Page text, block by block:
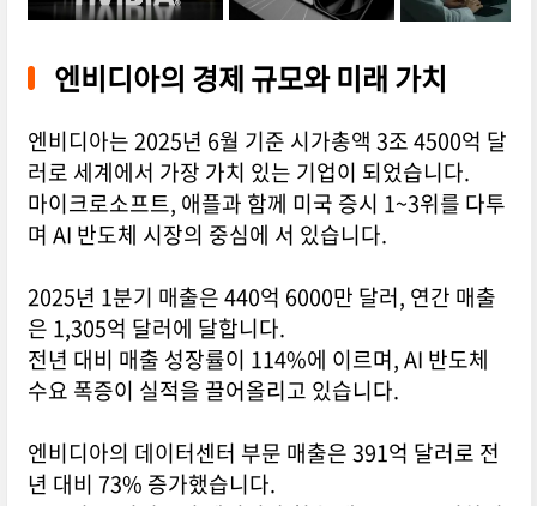
엔비디아의 경제 규모와 미래 가치
엔비디아는 2025년 6월 기준 시가총액 3조 4500억 달
러로 세계에서 가장 가치 있는 기업이 되었습니다.
마이크로소프트, 애플과 함께 미국 증시 1~3위를 다투
며 AI 반도체 시장의 중심에 서 있습니다.
2025년 1분기 매출은 440억 6000만 달러, 연간 매출
은 1,305억 달러에 달합니다.
전년 대비 매출 성장률이 114%에 이르며, AI 반도체
수요 폭증이 실적을 끌어올리고 있습니다.
엔비디아의 데이터센터 부문 매출은 391억 달러로 전
년 대비 73% 증가했습니다.